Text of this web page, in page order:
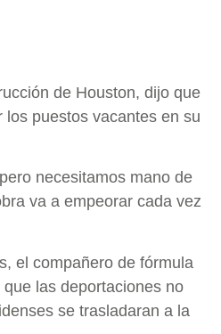
de Houston, dijo que
puestos vacantes en su
necesitamos mano de
va a empeorar cada vez
el compañero de fórmula
las deportaciones no
se trasladaran a la